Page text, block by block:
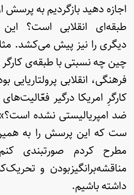
اجازه دهید بازگردیم به پرسش
طبقه‌ای انقلابی است؟
دیگری را نیز پیش می‌کشد.
چین چه نسبتی با طبقه‌ی کارگر
فرهنگی، انقلابی پرولتاریایی
کارگرِ امریکا درگیر
ست که این پرسش را به
مطرح کردم صورتبندی
مناقشه‌برانگیزبودن و
داشته باشیم.